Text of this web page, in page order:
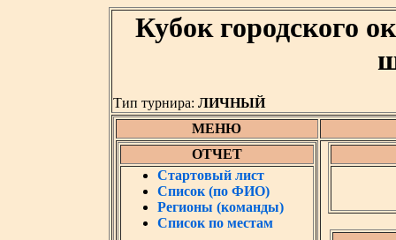
Кубок городского
Тип турнира: ЛИЧНЫЙ
МЕНЮ
ОТЧЕТ
Стартовый лист
Список (по ФИО)
Регионы (команды)
Список по местам